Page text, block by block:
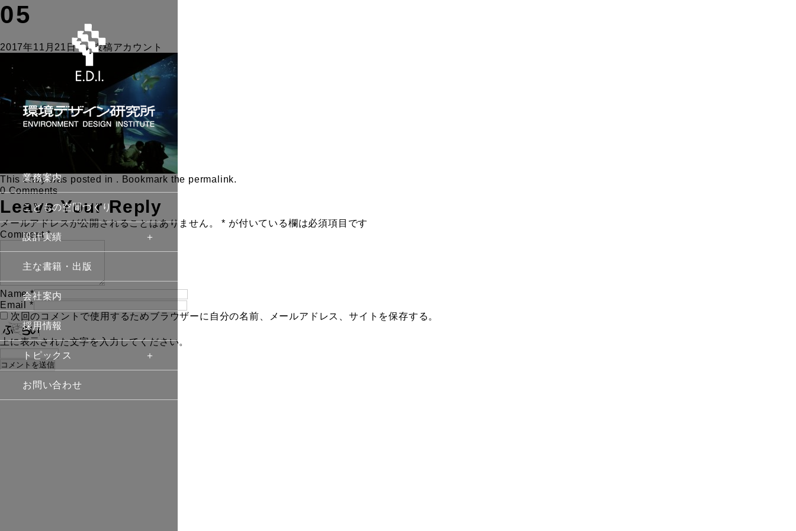
業務案内
こどもの空間づくり
設計実績
主な書籍・出版
会社案内
採用情報
トピックス
お問い合わせ
05
2017年11月21日by 投稿アカウント
This entry was posted in . Bookmark the permalink.
0 Comments
Leave Your Reply
メールアドレスが公開されることはありません。 * が付いている欄は必須項目です
Comment *
Name *
Email
*
次回のコメントで使用するためブラウザーに自分の名前、メールアドレス、サイトを保存する。
上に表示された文字を入力してください。